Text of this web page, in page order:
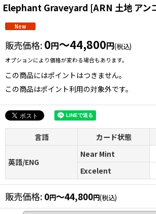
Elephant Graveyard [ARN 土地 アン
販売価格: 0円～44,800円(税込)
オプションにより価格が変わる場合もあります。
この商品にはポイントはつきません。
この商品はポイント利用の対象外です。
言語 カード状態
英語/ENG
Near Mint
Excelent
販売価格: 0円～44,800円(税込)